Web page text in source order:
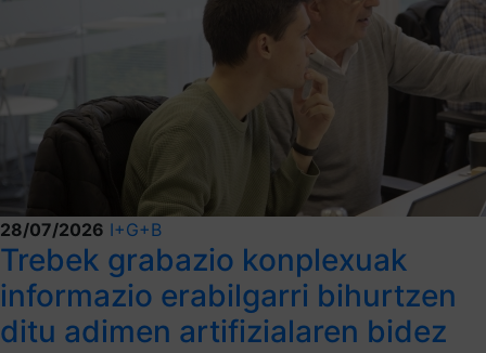
28/07/2026 I+G+B
Trebek grabazio konplexuak
informazio erabilgarri bihurtzen
ditu adimen artifizialaren bidez